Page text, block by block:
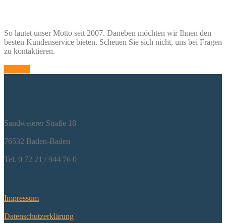
So lautet unser Motto seit 2007. Daneben möchten wir Ihnen den
besten Kundenservice bieten. Scheuen Sie sich nicht, uns bei Fragen
zu kontaktieren.
Sandweie­rer Stra­ße 18
76532 Baden-Baden
Tel. 0 72 21 / 944 76 0
Impres­sum
Daten­schutz­er­klä­rung